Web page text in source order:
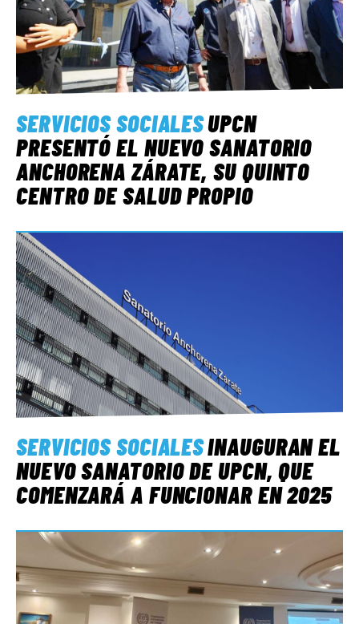
SERVICIOS SOCIALESUPCN
PRESENTÓ EL NUEVO SANATORIO
ANCHORENA ZÁRATE, SU QUINTO
CENTRO DE SALUD PROPIO
SERVICIOS SOCIALESINAUGURAN EL
NUEVO SANATORIO DE UPCN, QUE
COMENZARÁ A FUNCIONAR EN 2025